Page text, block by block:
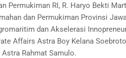
Permukiman RI, R. Haryo Bekti
dan Permukiman Provinsi
dan Akselerasi
Affairs Astra Boy Kelana
Astra Rahmat Samulo.